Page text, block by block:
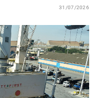
31/07/2026